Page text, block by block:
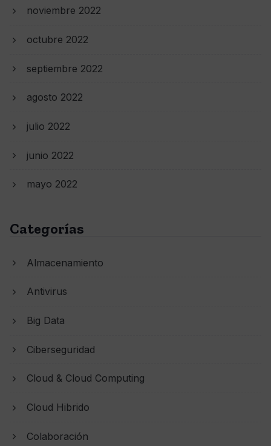
noviembre 2022
octubre 2022
septiembre 2022
agosto 2022
julio 2022
junio 2022
mayo 2022
Categorías
Almacenamiento
Antivirus
Big Data
Ciberseguridad
Cloud & Cloud Computing
Cloud Hibrido
Colaboración